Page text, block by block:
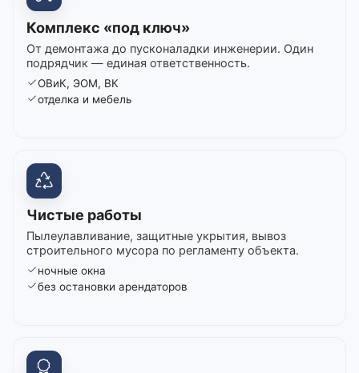
Комплекс «под ключ»
От демонтажа до пусконаладки инженерии. Один
подрядчик — единая ответственность.
ОВиК, ЭОМ, ВК
отделка и мебель
Чистые работы
Пылеулавливание, защитные укрытия, вывоз
строительного мусора по регламенту объекта.
ночные окна
без остановки арендаторов